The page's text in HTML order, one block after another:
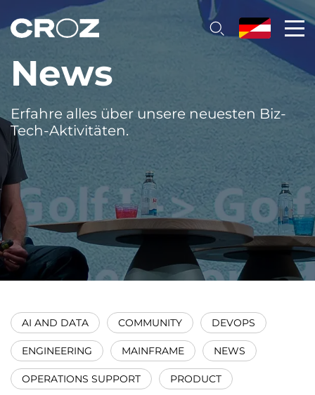
News
Erfahre alles über unsere neuesten Biz-
Tech-Aktivitäten.
AI AND DATA COMMUNITY DEVOPS
ENGINEERING MAINFRAME NEWS
OPERATIONS SUPPORT PRODUCT